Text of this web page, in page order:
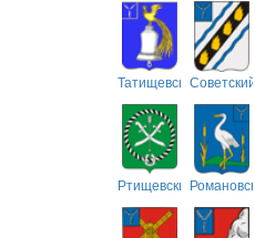
ТатищевскийСоветский
Ртищевский